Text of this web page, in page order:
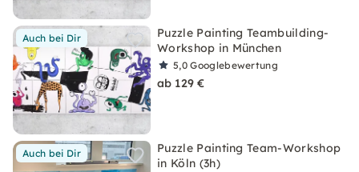
Auch bei Dir
Puzzle Painting Teambuilding-
Workshop in München
5,0Googlebewertung
ab 129 €
Auch bei Dir
Puzzle Painting Team-Workshop
in Köln (3h)